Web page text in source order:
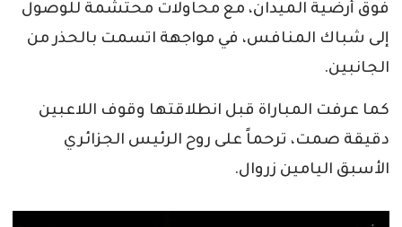
فوق أرضية الميدان، مع محاولات محتشمة للوصول
إلى شباك المنافس، في مواجهة اتسمت بالحذر من
الجانبين.
كما عرفت المباراة قبل انطلاقتها وقوف اللاعبين
دقيقة صمت، ترحماً على روح الرئيس الجزائري
الأسبق اليامين زروال.